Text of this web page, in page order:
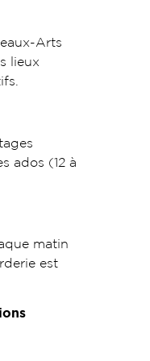
Arts
lieux
ados (12 à
matin
est